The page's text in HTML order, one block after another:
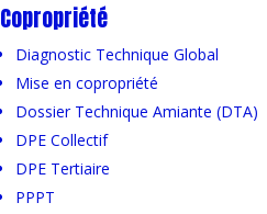
Copropriété
Diagnostic Technique Global
Mise en copropriété
Dossier Technique Amiante (DTA)
DPE Collectif
DPE Tertiaire
PPPT